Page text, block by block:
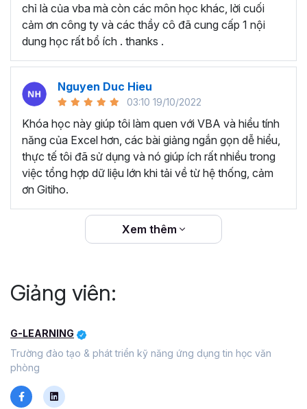
sau khi học.
Ebook, Add-in kèm theo để người học hiểu được
tiềm năng vô hạn của VBA.
Giảng viên hướng dẫn, giải thích từng code chi tiết -
lập trình VBA Excel.
Video chất lượng, luôn cập nhật giao diện, kiến thức
mới.
Câu hỏi thường gặp về khóa
học Tuyệt đỉnh VBA
VBA là gì?
VBA là viết tắt của "Visual Basic for Applications". Đây là
như Excel, Word, Access và Powerpoint. Bằng việc sử
dụng tính năng Macro trong VBA bạn có thể dễ dàng tự
dụng Office hay thực hiện các tính năng phức tạp mà các
tính năng mặc định của Office không có. Nhờ đó giúp bạn
tiết kiệm tối đa thời gian và gia tăng hiệu suất làm việc.
Tại sao nên học VBA trong giai
chỉ là của vba mà còn các môn học khác, lời cuối
cảm ơn công ty và các thầy cô đã cung cấp 1 nội
dung học rất bổ ích . thanks .
Nguyen Duc Hieu
03:10 19/10/2022
Khóa học này giúp tôi làm quen với VBA và hiểu tính
năng của Excel hơn, các bài giảng ngắn gọn dễ hiểu,
thực tế tôi đã sử dụng và nó giúp ích rất nhiều trong
việc tổng hợp dữ liệu lớn khi tải về từ hệ thống, cảm
ơn Gitiho.
Xem thêm
Giảng viên:
G-LEARNING
Trường đào tạo & phát triển kỹ năng ứng dụng tin học văn
phòng